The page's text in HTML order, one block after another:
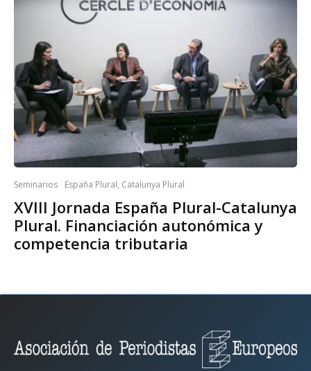
Seminarios España Plural, Catalunya Plural
XVIII Jornada España Plural-Catalunya
Plural. Financiación autonómica y
competencia tributaria